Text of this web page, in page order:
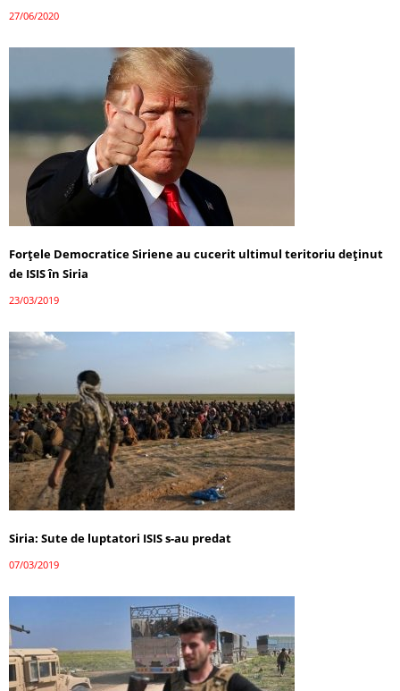
27/06/2020
Forţele Democratice Siriene au cucerit ultimul teritoriu deţinut
de ISIS în Siria
23/03/2019
Siria: Sute de luptatori ISIS s-au predat
07/03/2019